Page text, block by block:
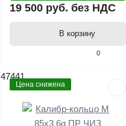
0
19 500 руб. без НДС
В корзину
47441
Цена снижена